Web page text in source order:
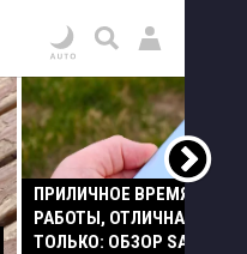
ПРИЛИЧНОЕ ВРЕМЯ
РАБОТЫ, ОТЛИЧНАЯ
ТОЛЬКО: ОБЗОР SAMSUNG